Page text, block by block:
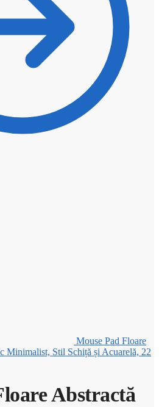
Mouse Pad Floare
Minimalist, Stil Schiță și Acuarelă, 22
Abstractă